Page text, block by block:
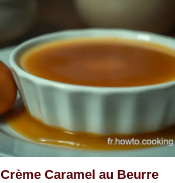
Crème Caramel au Beurre